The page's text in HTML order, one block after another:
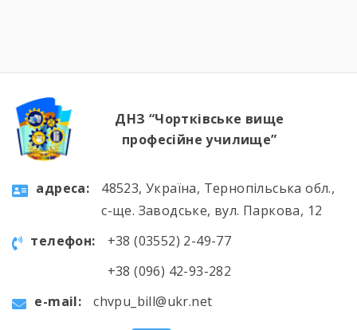
ДНЗ “Чортківське вище
професійне училище”
aдресa:
48523, Україна, Тернопільська обл.,
с-ще. Заводське, вул. Паркова, 12
телефон:
+38 (03552) 2-49-77
+38 (096) 42-93-282
e-mail:
chvpu_bill@ukr.net